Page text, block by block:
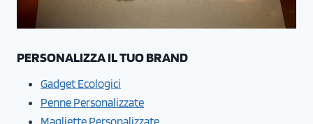
PERSONALIZZA IL TUO BRAND
Gadget Ecologici
Penne Personalizzate
Magliette Personalizzate